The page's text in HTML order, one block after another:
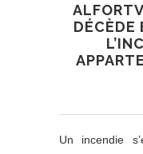
DÉCÈDE
Un incendie